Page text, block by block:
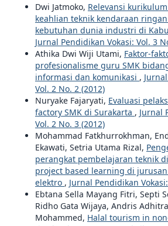
Dwi Jatmoko, Relevansi
keahlian teknik kendaraan
kebutuhan dunia industri di
Jurnal Pendidikan Vokasi: Vol. 3
Athika Dwi Wiji Utami, Faktor-
profesionalisme guru SMK
informasi dan komunikasi ,
Vol. 2 No. 2 (2012)
Nuryake Fajaryati, Evaluasi
factory SMK di Surakarta , Jurnal
Vol. 2 No. 3 (2012)
Mohammad Fatkhurrokhman,
Ekawati, Setria Utama Rizal,
perangkat pembelajaran teknik
project based learning di
elektro , Jurnal Pendidikan
Ebtana Sella Mayang Fitri, Septi
Ridho Gata Wijaya, Andris
Mohammed, Halal tourism in